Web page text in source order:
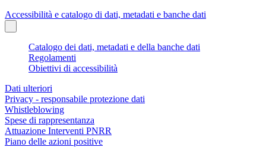
Accessibilità e catalogo di dati, metadati e banche dati
Catalogo dei dati, metadati e della banche dati
Regolamenti
Obiettivi di accessibilità
Dati ulteriori
Privacy - responsabile protezione dati
Whistleblowing
Spese di rappresentanza
Attuazione Interventi PNRR
Piano delle azioni positive